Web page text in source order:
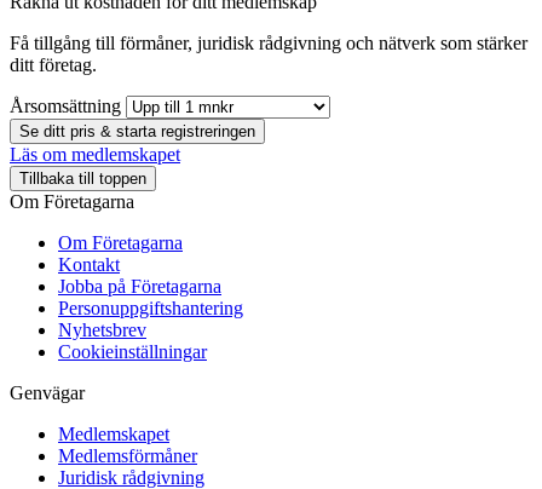
Få tillgång till förmåner, juridisk rådgivning och nätverk som stärker
ditt företag.
Årsomsättning
Se ditt pris & starta registreringen
Läs om medlemskapet
Tillbaka till toppen
Om Företagarna
Om Företagarna
Kontakt
Jobba på Företagarna
Personuppgiftshantering
Nyhetsbrev
Cookieinställningar
Genvägar
Medlemskapet
Medlemsförmåner
Juridisk rådgivning